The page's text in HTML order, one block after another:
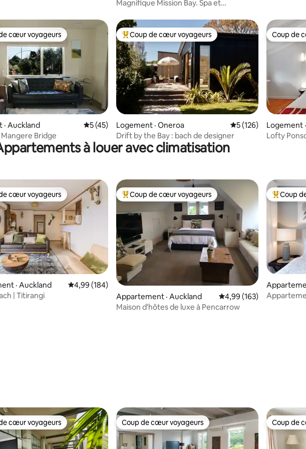
Magnifique Mission Bay. Spa et
sur 5, 43 commentaires
cœur voyageurs parmi les plus aimés
cœur voyageurs
· Auckland Note moyenne de 5 sur 5, 45 commentaires
5 (45)
Bridge
Coup de cœur voyageurs parmi les plus aimés
Coup de cœur voyageurs
Logement · Oneroa Note moyenne de 5
5 (126)
Drift by the Bay : bach de designer
Coup de
Coup de
Logement
Lofty
à louer avec climatisation
5, 108 commentaires
cœur voyageurs parmi les plus aimés
cœur voyageurs
· Auckland Note moyenne de 4,99 sur 5, 184 commentaires
4,99 (184)
| Titirangi
Coup de cœur voyageurs parmi les plus aimés
Coup de cœur voyageurs
Appartement · Auckland Note moyenne de 4,99
4,99 (163)
Maison d'hôtes de luxe à Pencarrow
Coup de
Coup
cœur voyageurs parmi les plus aimés
cœur voyageurs Coup de cœur voyageurs
Coup de cœur voyageurs Coup de
Coup de